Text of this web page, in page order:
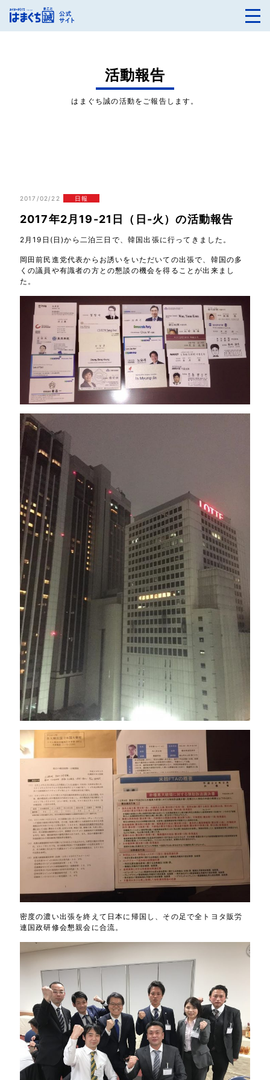
活動報告
はまぐち誠の活動をご報告します。
2017/02/22 日報
2017年2月19-21日（日-火）の活動報告
2月19日(日)から二泊三日で、韓国出張に行ってきました。
岡田前民進党代表からお誘いをいただいての出張で、韓国の多
くの議員や有識者の方との懇談の機会を得ることが出来まし
た。
密度の濃い出張を終えて日本に帰国し、その足で全トヨタ販労
連国政研修会懇親会に合流。